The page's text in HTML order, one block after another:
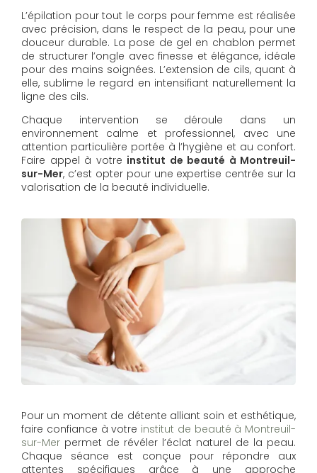
L’épilation pour tout le corps pour femme est réalisée
avec précision, dans le respect de la peau, pour une
douceur durable. La pose de gel en chablon permet
de structurer l’ongle avec finesse et élégance, idéale
pour des mains soignées. L’extension de cils, quant à
elle, sublime le regard en intensifiant naturellement la
ligne des cils.
Chaque intervention se déroule dans un
environnement calme et professionnel, avec une
attention particulière portée à l’hygiène et au confort.
Faire appel à votre institut de beauté à Montreuil-
sur-Mer, c’est opter pour une expertise centrée sur la
valorisation de la beauté individuelle.
Pour un moment de détente alliant soin et esthétique,
faire confiance à votre institut de beauté à Montreuil-
sur-Mer permet de révéler l’éclat naturel de la peau.
Chaque séance est conçue pour répondre aux
attentes spécifiques grâce à une approche